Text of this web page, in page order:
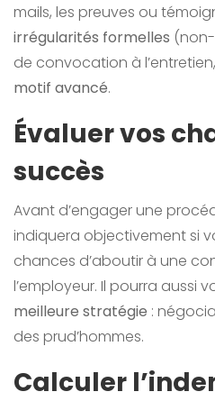
mails, les preuves ou
irrégularités formelles
de convocation à
motif avancé.
Évaluer vos
succès
Avant d’engager une
indiquera objectivement si
chances d’aboutir à une
l’employeur. Il pourra aussi
meilleure stratégie :
des prud’hommes.
Calculer